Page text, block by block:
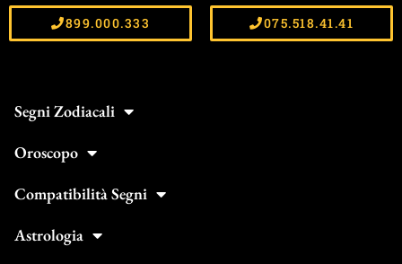
899.000.333 075.518.41.41
Segni Zodiacali
Oroscopo
Compatibilità Segni
Astrologia